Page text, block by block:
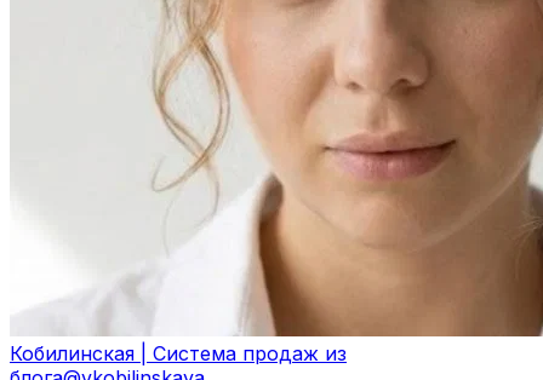
Кобилинская | Система продаж из